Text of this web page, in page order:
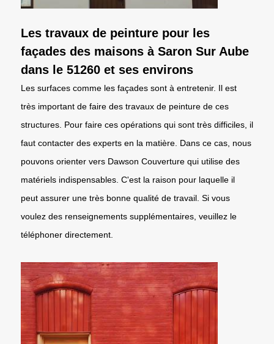
Les travaux de peinture pour les
façades des maisons à Saron Sur Aube
dans le 51260 et ses environs
Les surfaces comme les façades sont à entretenir. Il est
très important de faire des travaux de peinture de ces
structures. Pour faire ces opérations qui sont très difficiles, il
faut contacter des experts en la matière. Dans ce cas, nous
pouvons orienter vers Dawson Couverture qui utilise des
matériels indispensables. C'est la raison pour laquelle il
peut assurer une très bonne qualité de travail. Si vous
voulez des renseignements supplémentaires, veuillez le
téléphoner directement.